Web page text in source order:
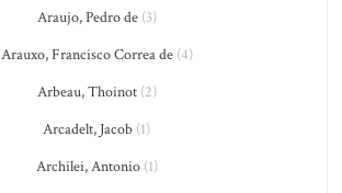
Araujo, Pedro de(3)
Arauxo, Francisco Correa de(4)
Arbeau, Thoinot(2)
Arcadelt, Jacob (1)
Archilei, Antonio(1)